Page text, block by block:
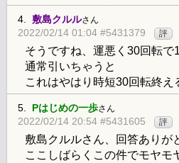
4. 敷島クルルさん
2022/02/14 01:04 #5431379 評
そうですね、運悪く30回転で
通常引いちゃうと
これはやはり時短30回転終え
5. Pはじめの一歩さん
2022/02/14 20:54 #5431605 評
敷島クルルさん、回答ありが
ここしばらくこの件でモヤモ